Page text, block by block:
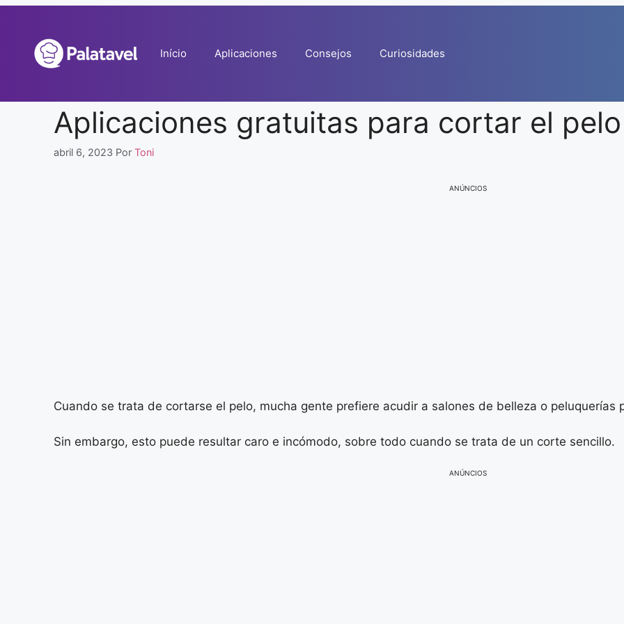
conteúdo
Início Aplicaciones Consejos Curiosidades
Aplicaciones gratuitas para cortar el pelo
abril 6, 2023 Por Toni
ANÚNCIOS
Cuando se trata de cortarse el pelo, mucha gente prefiere acudir a salones de belleza o peluquerías
Sin embargo, esto puede resultar caro e incómodo, sobre todo cuando se trata de un corte sencillo.
ANÚNCIOS